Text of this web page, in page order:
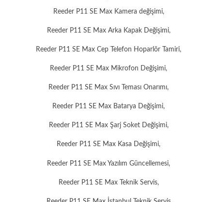
Reeder P11 SE Max Kamera değişimi,
Reeder P11 SE Max Arka Kapak Değişimi,
Reeder P11 SE Max Cep Telefon Hoparlör Tamiri,
Reeder P11 SE Max Mikrofon Değişimi,
Reeder P11 SE Max Sıvı Teması Onarımı,
Reeder P11 SE Max Batarya Değişimi,
Reeder P11 SE Max Şarj Soket Değişimi,
Reeder P11 SE Max Kasa Değişimi,
Reeder P11 SE Max Yazılım Güncellemesi,
Reeder P11 SE Max Teknik Servis,